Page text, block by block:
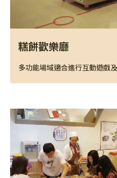
糕餅歡樂廳
多功能場域適合進行互動遊戲